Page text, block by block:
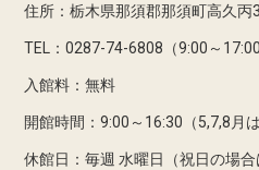
住所：栃木県那須郡那須町高久丙
TEL：0287-74-6808（9:00～17:00
入館料：無料
開館時間：9:00～16:30（5,7,8月
休館日：毎週 水曜日（祝日の場